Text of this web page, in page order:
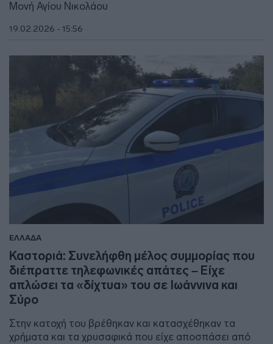
Μονή Αγίου Νικολάου
19.02.2026 - 15:56
ΕΛΛΑΔΑ
Καστοριά: Συνελήφθη μέλος συμμορίας που
διέπραττε τηλεφωνικές απάτες – Είχε
απλώσει τα «δίχτυα» του σε Ιωάννινα και
Σύρο
Στην κατοχή του βρέθηκαν και κατασχέθηκαν τα
χρήματα και τα χρυσαφικά που είχε αποσπάσει από